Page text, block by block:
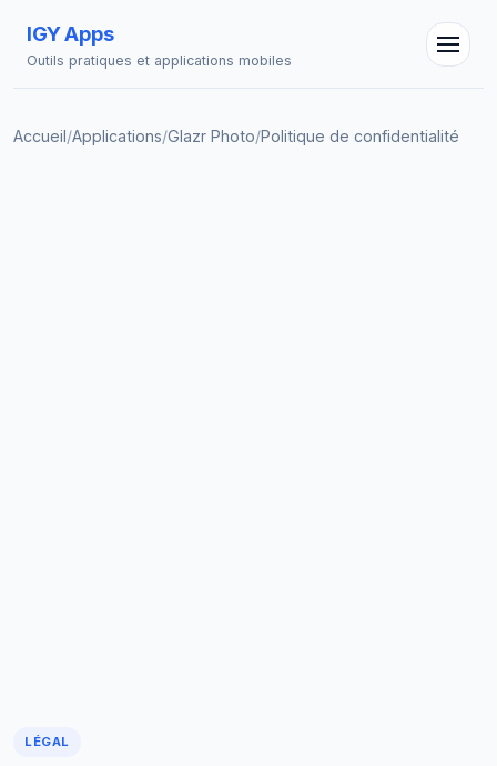
IGY Apps
Outils pratiques et applications mobiles
Accueil/Applications/Glazr Photo/Politique de confidentialité
LÉGAL